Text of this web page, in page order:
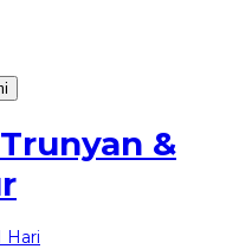
&
Hari